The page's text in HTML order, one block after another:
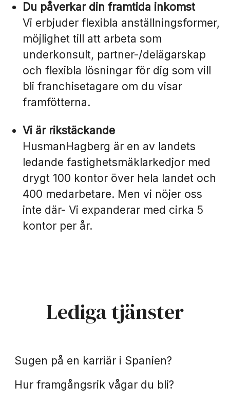
Du påverkar din framtida inkomst
Vi erbjuder flexibla anställningsformer,
möjlighet till att arbeta som
underkonsult, partner-/delägarskap
och flexibla lösningar för dig som vill
bli franchisetagare om du visar
framfötterna.
Vi är rikstäckande
HusmanHagberg är en av landets
ledande fastighetsmäklarkedjor med
drygt 100 kontor över hela landet och
400 medarbetare. Men vi nöjer oss
inte där- Vi expanderar med cirka 5
kontor per år.
Lediga tjänster
Sugen på en karriär i Spanien?
Praktik
Hur framgångsrik vågar du bli?